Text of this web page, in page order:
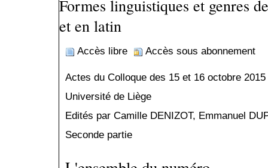
Formes linguistiques et genres
et en latin
Accès libre Accès sous abonnement
Actes du Colloque des 15 et 16 octobre 2015
Université de Liège
Edités par Camille DENIZOT, Emmanuel
Seconde partie